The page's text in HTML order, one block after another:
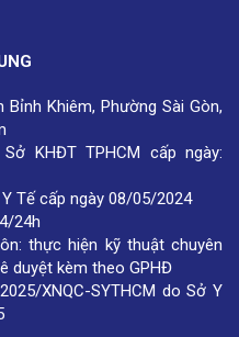
Bỉnh Khiêm, Phường Sài Gòn,
KHĐT TPHCM cấp ngày:
Tế cấp ngày 08/05/2024
24h
thực hiện kỹ thuật chuyên
duyệt kèm theo GPHĐ
XNQC-SYTHCM do Sở Y